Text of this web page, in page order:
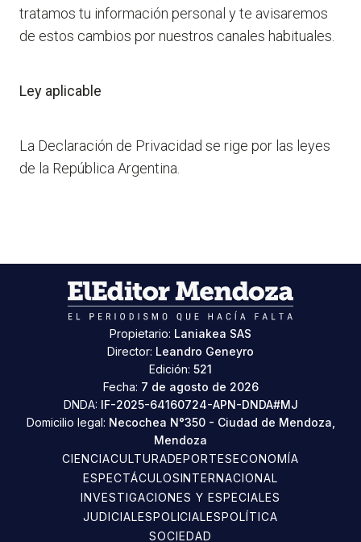
tratamos tu información personal y te avisaremos
de estos cambios por nuestros canales habituales.
Ley aplicable
La Declaración de Privacidad se rige por las leyes
de la República Argentina.
Propietario: Laniakea SAS
Director: Leandro Geneyro
Edición: 521
Fecha: 7 de agosto de 2026
DNDA: IF-2025-64160724-APN-DNDA#MJ
Domicilio legal: Necochea N°350 - Ciudad de Mendoza,
Mendoza
CIENCIACULTURADEPORTESECONOMÍA
ESPECTÁCULOSINTERNACIONAL
INVESTIGACIONES Y ESPECIALES
JUDICIALESPOLICIALESPOLÍTICA
SOCIEDAD